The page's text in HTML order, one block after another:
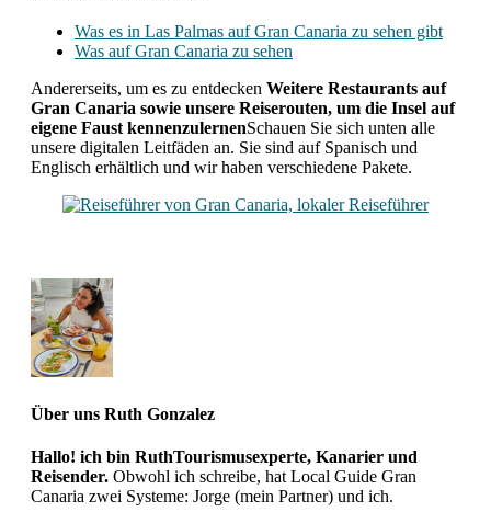
Was es in Las Palmas auf Gran Canaria zu sehen gibt
Was auf Gran Canaria zu sehen
Andererseits, um es zu entdecken Weitere Restaurants auf
Gran Canaria sowie unsere Reiserouten, um die Insel auf
eigene Faust kennenzulernenSchauen Sie sich unten alle
unsere digitalen Leitfäden an. Sie sind auf Spanisch und
Englisch erhältlich und wir haben verschiedene Pakete.
Über uns Ruth Gonzalez
Hallo! ich bin RuthTourismusexperte, Kanarier und
Reisender. Obwohl ich schreibe, hat Local Guide Gran
Canaria zwei Systeme: Jorge (mein Partner) und ich.